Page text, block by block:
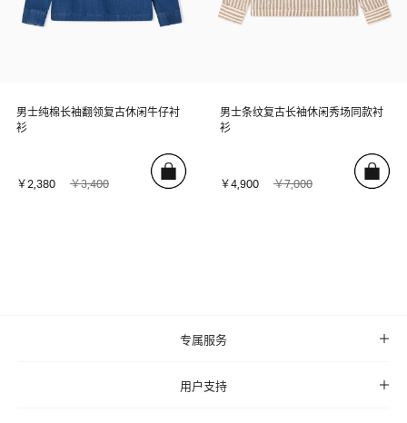
男士纯棉长袖翻领复古休闲牛仔衬
衫
￥2,380 ￥3,400
男士条纹复古长袖休闲秀场同款衬
衫
￥4,900 ￥7,000
专属服务
用户支持